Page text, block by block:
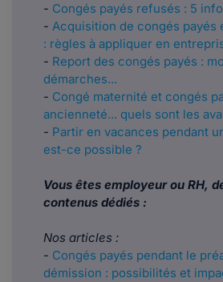
- Congés payés refusés : 5
- Acquisition de congés payés
: règles à appliquer en
- Report des congés payés :
démarches...
- Congé maternité et congés
ancienneté... quels sont les
​​​​- Partir en vacances pendant
est-ce possible ?
Vous êtes employeur ou RH,
contenus dédiés :
Nos articles :
- Congés payés pendant le
démission : possibilités et